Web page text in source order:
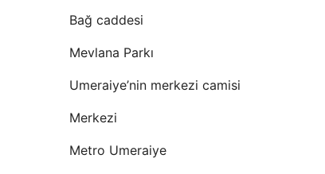
Bağ caddesi
Mevlana Parkı
Umeraiye’nin merkezi camisi
Merkezi
Metro Umeraiye